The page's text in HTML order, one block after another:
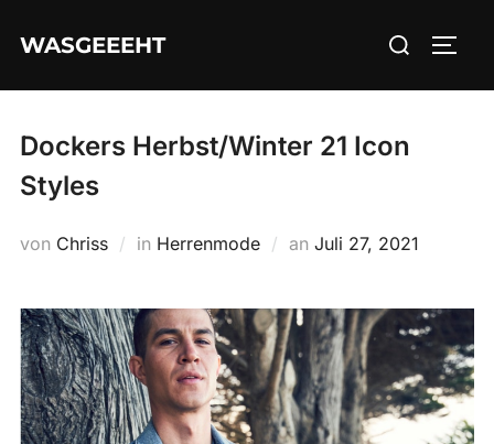
InhaltWASGEEEHT
Suchen
Dockers Herbst/Winter 21 Icon
Styles
von Chriss in Herrenmode an Veröffentlicht
Juli 27, 2021